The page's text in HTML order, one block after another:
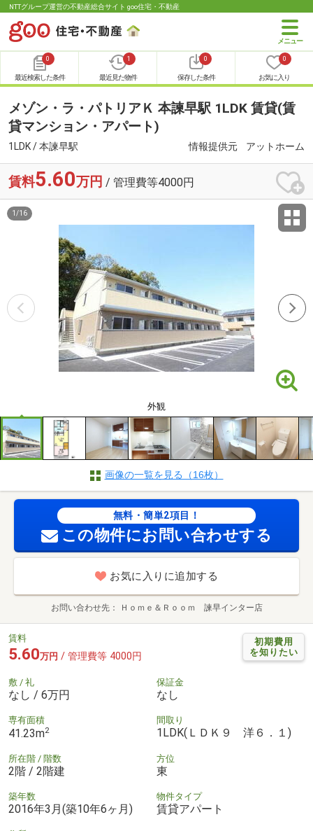
NTTグループ運営の不動産総合サイト goo住宅・不動産
0
最近検索した条件
1
最近見た物件
0
保存した条件
0
お気に入り
メゾン・ラ・パトリアＫ 本諫早駅 1LDK 賃貸(賃
貸マンション・アパート)
1LDK / 本諫早駅 情報提供元 アットホーム
賃料5.60万円 / 管理費等4000円
外観
1 /16
画像の一覧を見る（16枚）
無料・簡単2項目！
この物件にお問い合わせする
お気に入りに追加する
お問い合わせ先 Ｈｏｍｅ＆Ｒｏｏｍ 諫早インター店
初期費用
を知りたい
賃料
5.60万円 / 管理費等 4000円
敷 / 礼
なし / 6万円
保証金
なし
専有面積
41.23m2
間取り
1LDK(ＬＤＫ９ 洋６．１)
所在階 / 階数
2階 / 2階建
方位
東
築年数
2016年3月(築10年6ヶ月)
物件タイプ
賃貸アパート